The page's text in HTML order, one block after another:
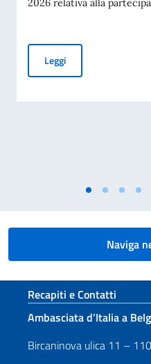
2026 relativa alla
LeggiPUBBLICAZIONE
Naviga
Sezione
Recapiti e Contatti
Ambasciata d’Italia a
Bircaninova ulica 11 –